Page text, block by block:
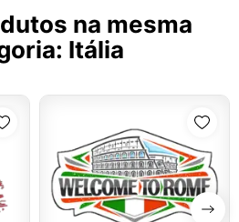
na mesma
Itália